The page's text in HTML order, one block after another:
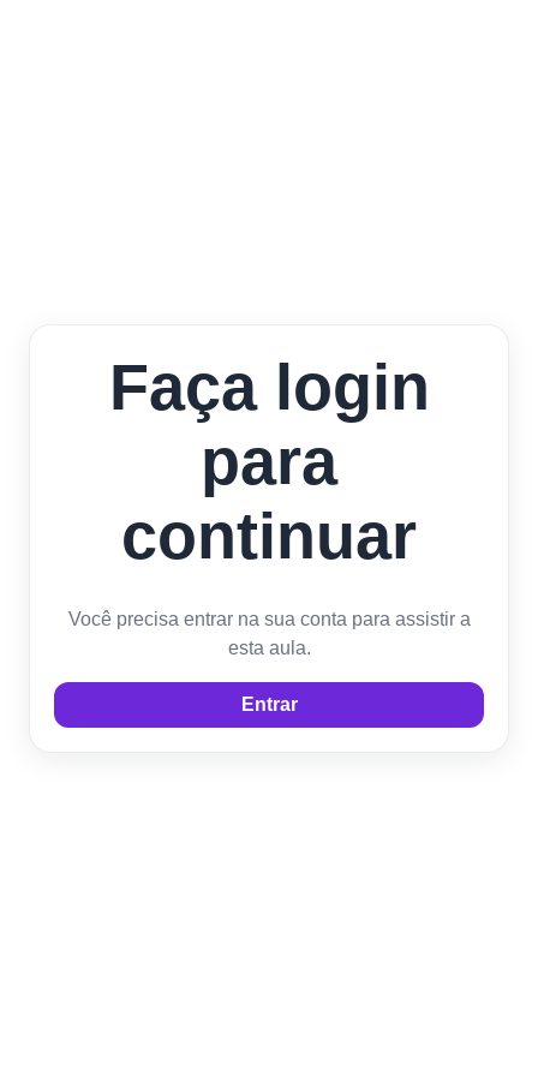
Faça login
para
continuar
Você precisa entrar na sua conta para assistir a
esta aula.
Entrar